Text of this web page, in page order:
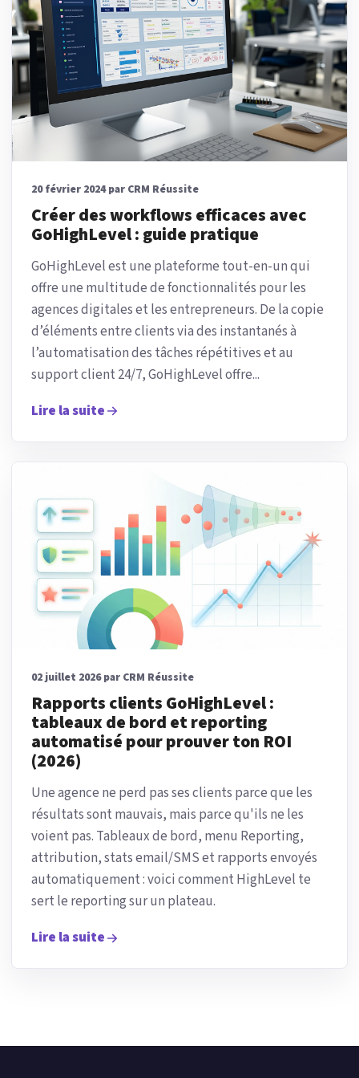
20 février 2024 par CRM Réussite
Créer des workflows efficaces avec
GoHighLevel : guide pratique
GoHighLevel est une plateforme tout-en-un qui
offre une multitude de fonctionnalités pour les
agences digitales et les entrepreneurs. De la copie
d’éléments entre clients via des instantanés à
l’automatisation des tâches répétitives et au
support client 24/7, GoHighLevel offre...
Lire la suite
02 juillet 2026 par CRM Réussite
Rapports clients GoHighLevel :
tableaux de bord et reporting
automatisé pour prouver ton ROI
(2026)
Une agence ne perd pas ses clients parce que les
résultats sont mauvais, mais parce qu'ils ne les
voient pas. Tableaux de bord, menu Reporting,
attribution, stats email/SMS et rapports envoyés
automatiquement : voici comment HighLevel te
sert le reporting sur un plateau.
Lire la suite